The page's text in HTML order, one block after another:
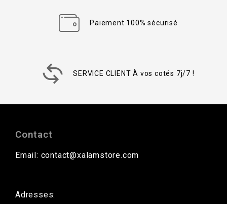
Paiement 100% sécurisé
SERVICE CLIENT À vos cotés 7j/7 !
Contact
Email: contact@xalamstore.com
Adresses: